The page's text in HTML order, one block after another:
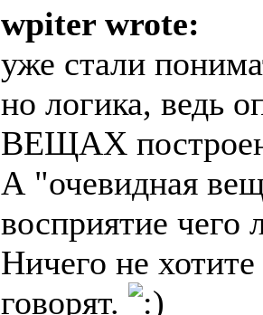
wpiter wrote:
уже стали
но логика, ведь
ВЕЩАХ
А "очевидная
восприятие чего
Ничего не
говорят.